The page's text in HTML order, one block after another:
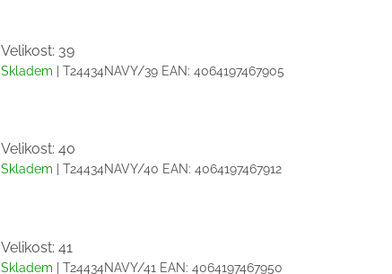
Velikost: 39
Skladem | T24434NAVY/39 EAN: 4064197467905
Velikost: 40
Skladem | T24434NAVY/40 EAN: 4064197467912
Velikost: 41
Skladem | T24434NAVY/41 EAN: 4064197467950